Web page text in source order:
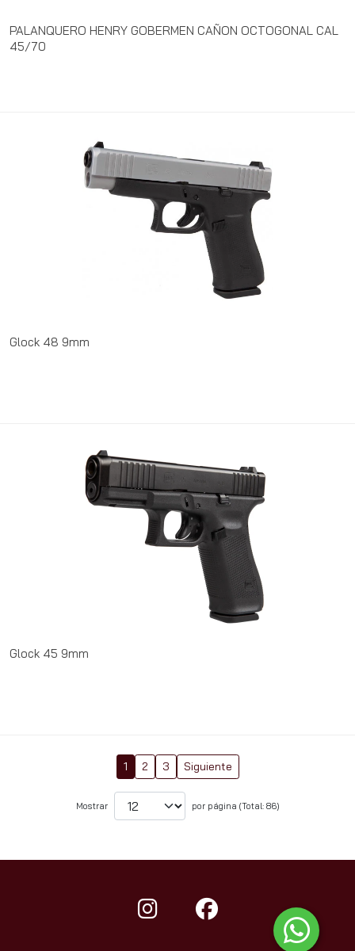
PALANQUERO HENRY GOBERMEN CAÑON OCTOGONAL CAL
45/70
Glock 48 9mm
Glock 45 9mm
1 2 3 Siguiente
Mostrar por página (Total: 86)